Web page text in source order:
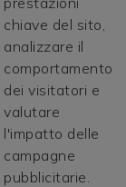
chiave del sito,
analizzare il
comportamento
dei visitatori e
valutare
l'impatto delle
campagne
pubblicitarie.